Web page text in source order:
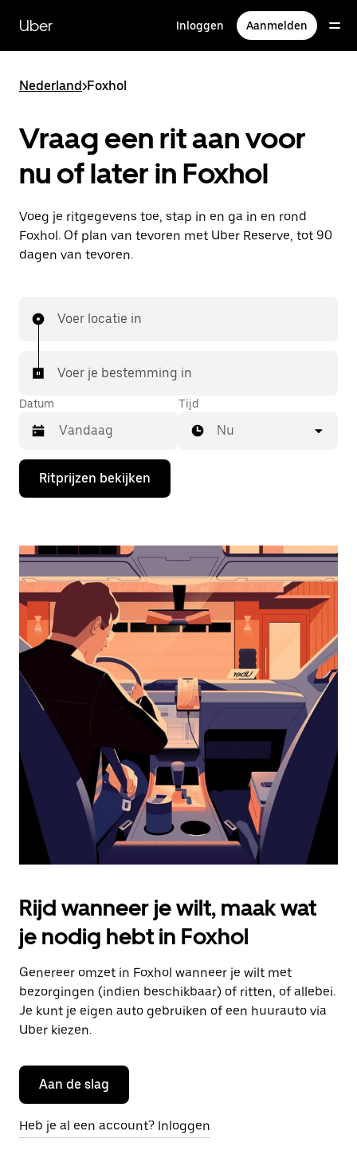
naar
hoofdinhoud
Uber Inloggen Aanmelden
Nederland>Foxhol
Vraag een rit aan voor
nu of later in Foxhol
Voeg je ritgegevens toe, stap in en ga in en rond
Foxhol. Of plan van tevoren met Uber Reserve, tot 90
dagen van tevoren.
Voer locatie in
Voer je bestemming in
Datum
Druk
de
de
te
openen
een
datum
te
selecteren.
Druk
Escape
agenda
te
sluiten.
Tijd
Nu
Ritprijzen bekijken
Rijd wanneer je wilt, maak wat
je nodig hebt in Foxhol
Genereer omzet in Foxhol wanneer je wilt met
bezorgingen (indien beschikbaar) of ritten, of allebei.
Je kunt je eigen auto gebruiken of een huurauto via
Uber kiezen.
Aan de slag
Heb je al een account? Inloggen